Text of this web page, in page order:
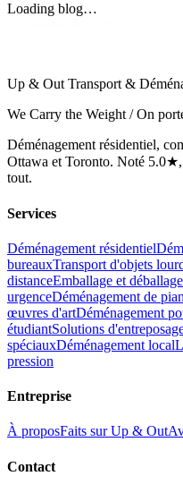
Loading blog…
Up & Out Transport &
We Carry the Weight / On
Déménagement résidentiel,
Ottawa et Toronto. Noté 5.0★,
tout.
Services
Déménagement résidentiel
bureauxTransport d'objets
distanceEmballage et déballage
urgenceDéménagement de
œuvres d'artDéménagement
étudiantSolutions
spéciauxDéménagement local
pression
Entreprise
À proposFaits sur Up & Out
Contact